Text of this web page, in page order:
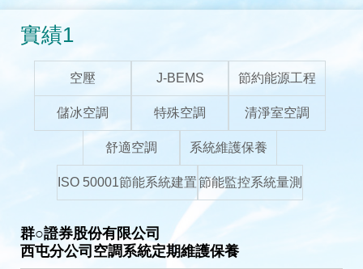
實績1
空壓 J-BEMS 節約能源工程
儲冰空調 特殊空調 清淨室空調
舒適空調 系統維護保養
ISO 50001節能系統建置節能監控系統量測
群○證券股份有限公司
西屯分公司空調系統定期維護保養